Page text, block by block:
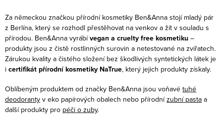
Za německou značkou přírodní kosmetiky Ben&Anna stojí mladý pár
z Berlína, který se rozhodl přestěhovat na venkov a žít v souladu s
přírodou. Ben&Anna vyrábívegan a cruelty free kosmetiku –
produkty jsou z čistě rostlinných surovin a netestované na zvířatech.
Zárukou kvality a čistého složení bez škodlivých syntetických látek je
i certifikát přírodní kosmetiky NaTrue, který jejich produkty získaly.
Oblíbeným produktem od značky Ben&Anna jsou voňavé tuhé
deodoranty v eko papírových obalech nebo přírodnízubní pasta a
další produkty pro péči o zuby.